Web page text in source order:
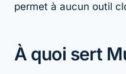
permet à aucun outil
À quoi sert